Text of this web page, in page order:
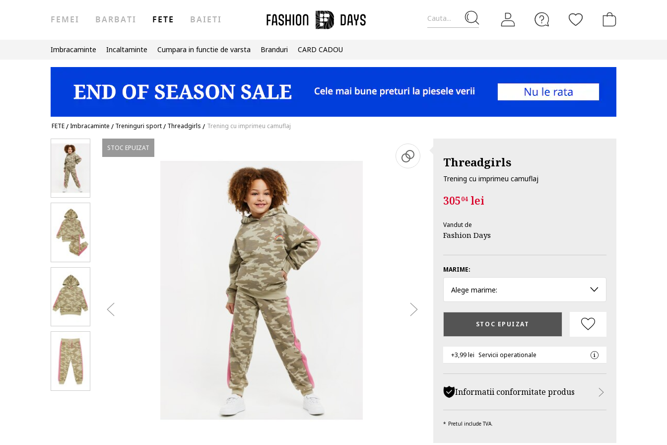
Cauta...
FEMEI BARBATI FETE BAIETI
Imbracaminte Incaltaminte Cumpara in functie de varsta Branduri CARD CADOU
FETE/Imbracaminte / Treninguri sport/ Threadgirls / Trening cu imprimeu camuflaj
STOC EPUIZAT
Threadgirls
Trening cu imprimeu camuflaj
30504lei
Vandut de
Fashion Days
MARIME:
Alege marime:
STOC EPUIZAT
+3,99 lei Servicii operationale
Informatii conformitate produs
Pretul include TVA.